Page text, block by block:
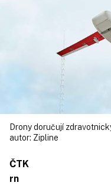
Drony doručují
autor: Zipline
ČTK
rn